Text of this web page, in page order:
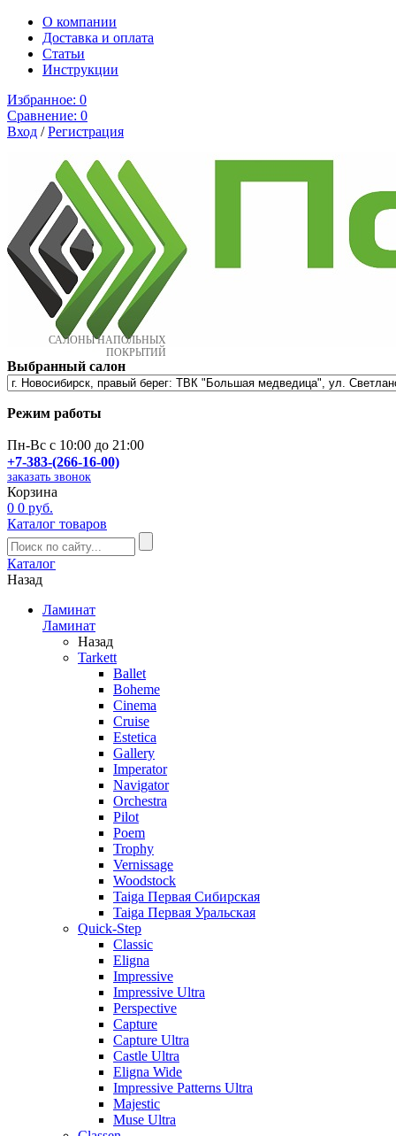
О компании
Доставка и оплата
Cтатьи
Инструкции
Избранное: 0
Сравнение: 0
Вход /Регистрация
САЛОНЫ НАПОЛЬНЫХ
ПОКРЫТИЙ
Выбранный салон
Режим работы
Пн-Вс с 10:00 до 21:00
+7-383-(266-16-00)
заказать звонок
Корзина
0 0 руб.
Каталог товаров
Каталог
Назад
Ламинат
Ламинат
Назад
Tarkett
Ballet
Boheme
Cinema
Cruise
Estetica
Gallery
Imperator
Navigator
Orchestra
Pilot
Poem
Trophy
Vernissage
Woodstock
Taiga Первая Сибирская
Taiga Первая Уральская
Quick-Step
Classic
Eligna
Impressive
Impressive Ultra
Perspective
Capture
Capture Ultra
Castle Ultra
Eligna Wide
Impressive Patterns Ultra
Majestic
Muse Ultra